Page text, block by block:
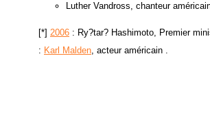
Luther Vandross, chanteur
[*] 2006 : Ry?tar? Hashimoto, Premier
: Karl Malden, acteur américain .